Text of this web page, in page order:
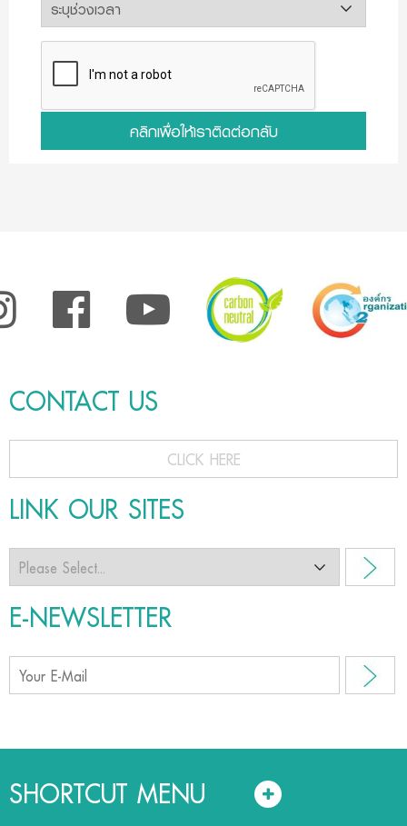
คลิกเพื่อให้เราติดต่อกลับ
CONTACT US
CLICK HERE
LINK OUR SITES
E-NEWSLETTER
SHORTCUT MENU